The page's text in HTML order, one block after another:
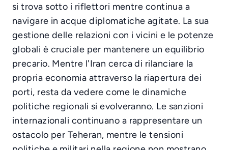
si trova sotto i riflettori mentre continua a
navigare in acque diplomatiche agitate. La sua
gestione delle relazioni con i vicini e le potenze
globali è cruciale per mantenere un equilibrio
precario. Mentre l'Iran cerca di rilanciare la
propria economia attraverso la riapertura dei
porti, resta da vedere come le dinamiche
politiche regionali si evolveranno. Le sanzioni
internazionali continuano a rappresentare un
ostacolo per Teheran, mentre le tensioni